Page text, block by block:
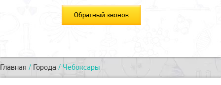
Обратный звонок
Главная / Города / Чебоксары